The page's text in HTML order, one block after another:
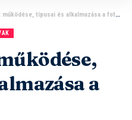
típusai és alkalmazása a fotózásban
a